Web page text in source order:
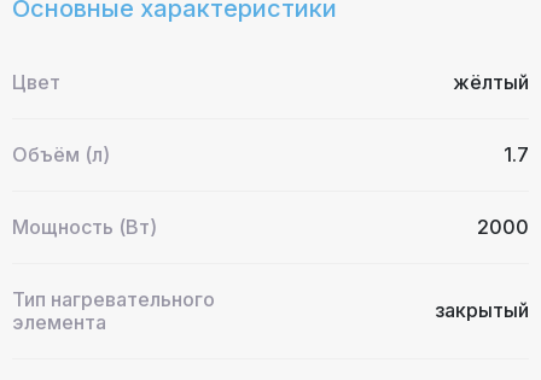
Основные характеристики
Цвет жёлтый
Объём (л) 1.7
Мощность (Вт) 2000
Тип нагревательного
элемента
закрытый